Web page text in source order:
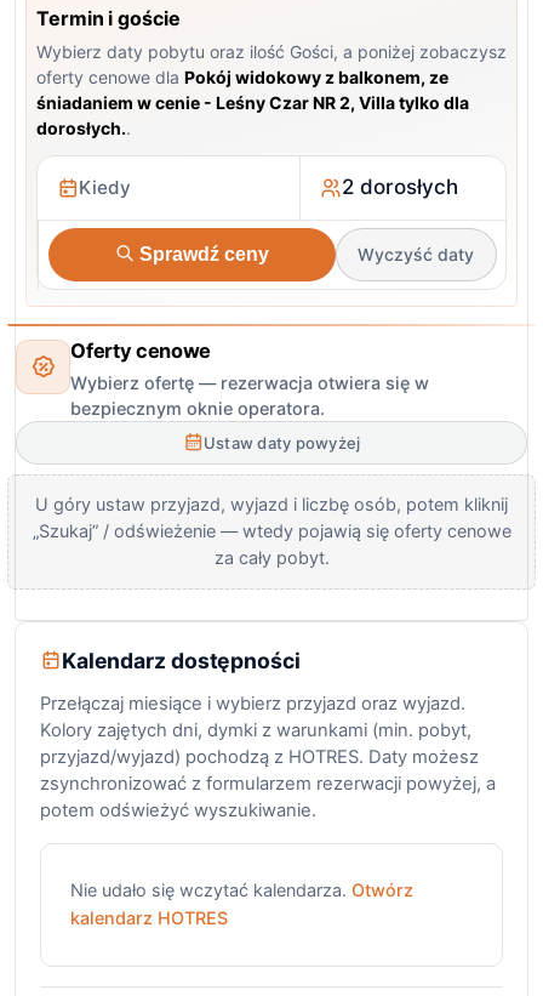
Termin i goście
Wybierz daty pobytu oraz ilość Gości, a poniżej zobaczysz
oferty cenowe dla Pokój widokowy z balkonem, ze
śniadaniem w cenie - Leśny Czar NR 2, Villa tylko dla
dorosłych..
2 dorosłych
Sprawdź ceny Wyczyść daty
Oferty cenowe
Wybierz ofertę — rezerwacja otwiera się w
bezpiecznym oknie operatora.
Ustaw daty powyżej
U góry ustaw przyjazd, wyjazd i liczbę osób, potem kliknij
„Szukaj” / odświeżenie — wtedy pojawią się oferty cenowe
za cały pobyt.
Kalendarz dostępności
Przełączaj miesiące i wybierz przyjazd oraz wyjazd.
Kolory zajętych dni, dymki z warunkami (min. pobyt,
przyjazd/wyjazd) pochodzą z HOTRES. Daty możesz
zsynchronizować z formularzem rezerwacji powyżej, a
potem odświeżyć wyszukiwanie.
Nie udało się wczytać kalendarza. Otwórz
kalendarz HOTRES